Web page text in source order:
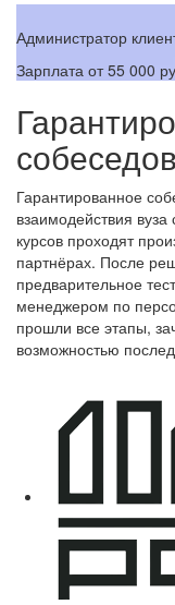
Администратор
Зарплата от 55 000
Гарантированное
взаимодействия
курсов проходят
партнёрах. После
предварительное
менеджером по
прошли все этапы,
возможностью